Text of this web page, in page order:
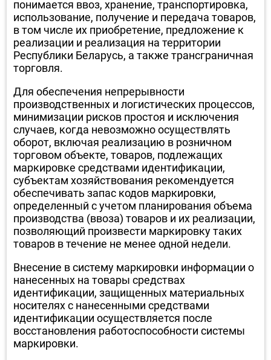
понимается ввоз, хранение, транспортировка,
использование, получение и передача товаров,
в том числе их приобретение, предложение к
реализации и реализация на территории
Республики Беларусь, а также трансграничная
торговля.
Для обеспечения непрерывности
производственных и логистических процессов,
минимизации рисков простоя и исключения
случаев, когда невозможно осуществлять
оборот, включая реализацию в розничном
торговом объекте, товаров, подлежащих
маркировке средствами идентификации,
субъектам хозяйствования рекомендуется
обеспечивать запас кодов маркировки,
определенный с учетом планирования объема
производства (ввоза) товаров и их реализации,
позволяющий произвести маркировку таких
товаров в течение не менее одной недели.
Внесение в систему маркировки информации о
нанесенных на товары средствах
идентификации, защищенных материальных
носителях с нанесенными средствами
идентификации осуществляется после
восстановления работоспособности системы
маркировки.